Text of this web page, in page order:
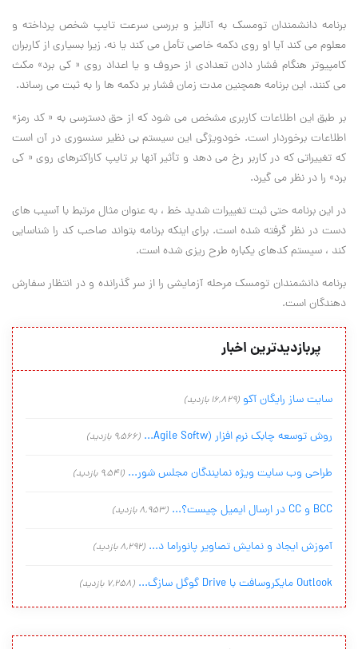
برنامه دانشمندان تومسک به آنالیز و بررسی سرعت تایپ شخص پرداخته و
معلوم می کند آیا او روی دکمه خاصی تأمل می کند یا نه. زیرا بسیاری از کاربران
کامپیوتر هنگام فشار دادن تعدادی از حروف و یا اعداد روی « کی برد» مکث
می کنند. این برنامه همچنین مدت زمان فشار بر دکمه ها را به ثبت می رساند.
بر طبق این اطلاعات کاربری مشخص می شود که از حق دسترسی به « کد رمز»
اطلاعات برخوردار است. خودویژگی این سیستم بی نظیر سنسوری در آن است
که تغییراتی که در کاربر رخ می دهد و تأثیر آنها بر تایپ کاراکترهای روی « کی
برد» را در نظر می گیرد.
در این برنامه حتی ثبت تغییرات شدید خط ، به عنوان مثال مرتبط با آسیب های
دست در نظر گرفته شده است. برای اینکه برنامه بتواند صاحب کد را شناسایی
کند ، سیستم کدهای یکباره طرح ریزی شده است.
برنامه دانشمندان تومسک مرحله آزمایشی را از سر گذرانده و در انتظار سفارش
دهندگان است.
پربازدیدترین اخبار
سایت ساز رایگان آکو (16,829 بازدید)
روش توسعه چابک نرم افزار (Agile Softw... (9,566 بازدید)
طراحی وب سایت ویژه نمایندگان مجلس شور... (9,541 بازدید)
BCC و CC در ارسال ایمیل چیست؟... (8,953 بازدید)
آموزش ایجاد و نمایش تصاویر پانوراما د... (8,292 بازدید)
Outlook مایکروسافت با Drive گوگل سازگ... (7,258 بازدید)